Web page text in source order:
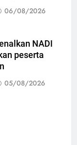
06/08/2026
NADI
peserta
05/08/2026